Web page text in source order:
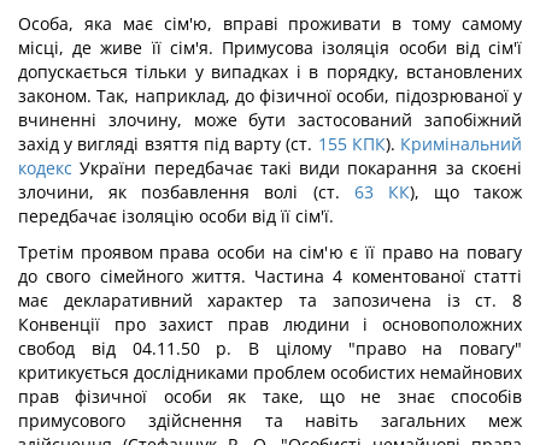
Особа, яка має сім'ю, вправі проживати в тому самому
місці, де живе її сім'я. Примусова ізоляція особи від сім'ї
допускається тільки у випадках і в порядку, встановлених
законом. Так, наприклад, до фізичної особи, підозрюваної у
вчиненні злочину, може бути застосований запобіжний
захід у вигляді взяття під варту (ст. 155 КПК). Кримінальний
кодекс України передбачає такі види покарання за скоєні
злочини, як позбавлення волі (ст. 63 КК), що також
передбачає ізоляцію особи від її сім'ї.
Третім проявом права особи на сім'ю є її право на повагу
до свого сімейного життя. Частина 4 коментованої статті
має декларативний характер та запозичена із ст. 8
Конвенції про захист прав людини і основоположних
свобод від 04.11.50 р. В цілому "право на повагу"
критикується дослідниками проблем особистих немайнових
прав фізичної особи як таке, що не знає способів
примусового здійснення та навіть загальних меж